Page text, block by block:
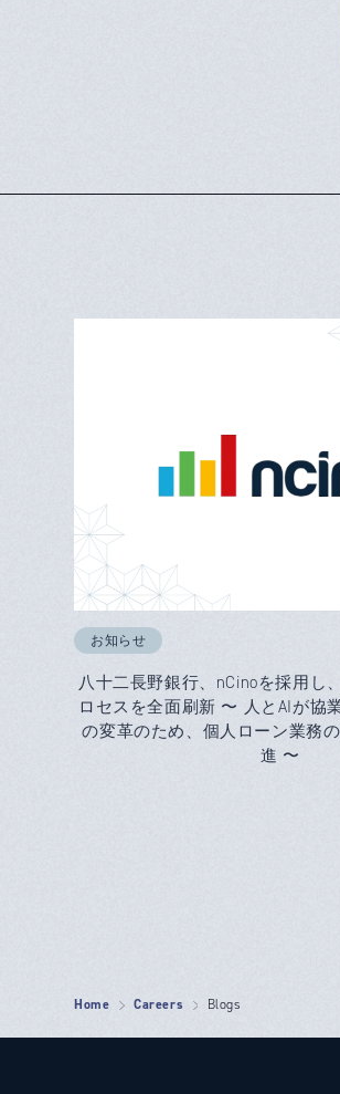
お知らせ
八十二長野銀行、nCinoを採用し
ロセスを全面刷新 〜 人とAIが協
の変革のため、個人ローン業務
進 〜
Home Careers Blogs